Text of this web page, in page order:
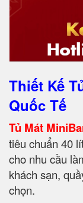
Thiết Kế
Quốc Tế
Tủ Mát
tiêu chuẩn 40
cho nhu cầu
khách sạn,
chọn.